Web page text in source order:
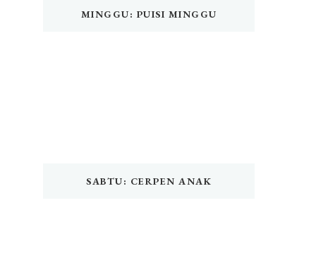
MINGGU: PUISI MINGGU
SABTU: CERPEN ANAK